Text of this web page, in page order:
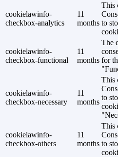
cookielawinfo-
checkbox-analytics
11
months
This
to
cookielawinfo-
checkbox-functional
11
months
The
for
cookielawinfo-
checkbox-necessary
11
months
This
to
cookielawinfo-
checkbox-others
11
months
This
to